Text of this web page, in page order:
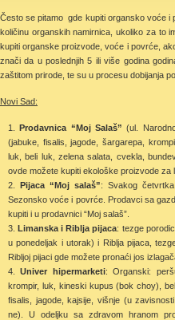
Često se pitamo gde kupiti organsko voće i
količinu organskih namirnica, ukoliko za to
kupiti organske proizvode, voće i povrće,
znači da u poslednjih 5 ili više godina
zaštitom prirode, te su u procesu dobijanja
Novi Sad:
Prodavnica “Moj Salaš” (ul.
(jabuke, fisalis, jagode, šargarepa,
luk, beli luk, zelena salata, cvekla,
ovde možete kupiti ekološke proizvode za
Pijaca “Moj salaš”: Svakog
Sezonsko voće i povrće. Prodavci sa
kupiti i u prodavnici “Moj salaš”.
Limanska i Riblja pijaca: tezge
u ponedeljak i utorak) i Riblja pijaca,
Ribljoj pijaci gde možete pronaći jos
Univer hipermarketi: Organski:
krompir, luk, kineski kupus (bok choy),
fisalis, jagode, kajsije, višnje (u
ne). U odeljku sa zdravom hranom